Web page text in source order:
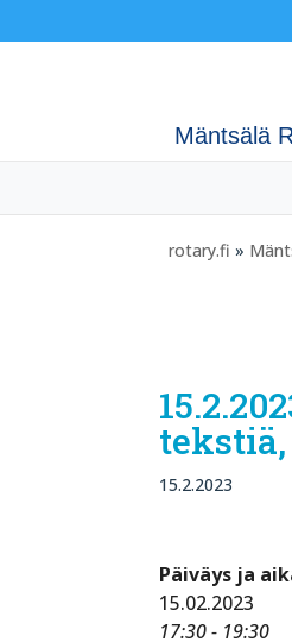
Mäntsälä
rotary.fi »
15.2.2023
Päiväys ja
15.02.2023
17:30 - 19:30